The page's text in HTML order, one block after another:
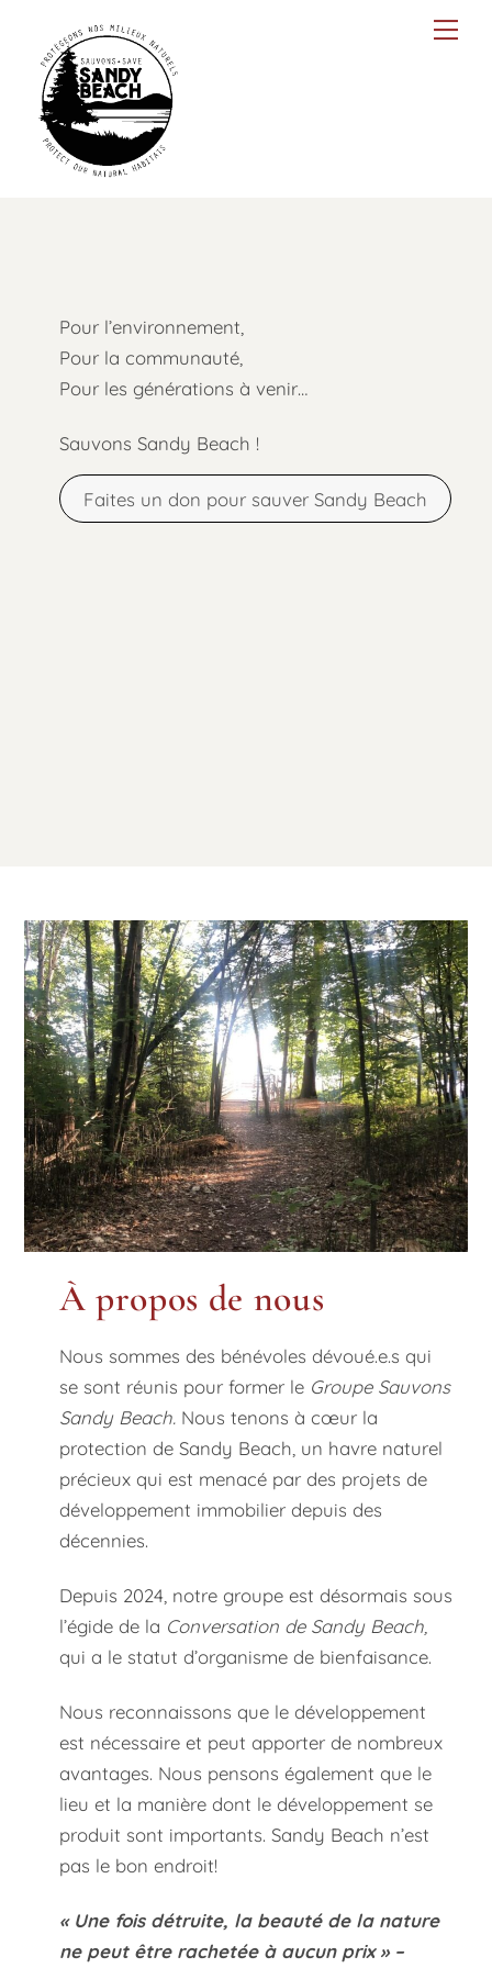
content
Pour l’environnement,
Pour la communauté,
Pour les générations à venir…
Sauvons Sandy Beach !
Faites un don pour sauver Sandy Beach
À propos de nous
Nous sommes des bénévoles dévoué.e.s qui
se sont réunis pour former le Groupe Sauvons
Sandy Beach.Nous tenons à cœur la
protection de Sandy Beach, un havre naturel
précieux qui est menacé par des projets de
développement immobilier depuis des
décennies.
Depuis 2024, notre groupe est désormais sous
l’égide de la Conversation de Sandy Beach,
qui a le statut d’organisme de bienfaisance.
Nous reconnaissons que le développement
est nécessaire et peut apporter de nombreux
avantages. Nous pensons également que le
lieu et la manière dont le développement se
produit sont importants. Sandy Beach n’est
pas le bon endroit!
« Une fois détruite, la beauté de la nature
ne peut être rachetée à aucun prix » –